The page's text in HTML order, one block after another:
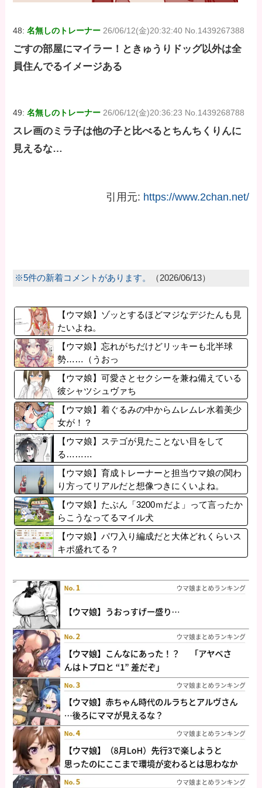
48:名無しのトレーナー 26/06/12(金)20:32:40 No.1439267388
ごすの部屋にマイラー！ときゅうりドッグ以外は全
員住んでるイメージある
49:名無しのトレーナー 26/06/12(金)20:36:23 No.1439268788
スレ画のミラ子は他の子と比べるとちんちくりんに
見えるな…
引用元: https://www.2chan.net/
※5件の新着コメントがあります。 （2026/06/13）
【ウマ娘】ゾッとするほどマジなデジたんも見
たいよね。
【ウマ娘】忘れがちだけどリッキーも北半球
勢……（うおっ
【ウマ娘】可愛さとセクシーを兼ね備えている
彼シャツシュヴァち
【ウマ娘】着ぐるみの中からムレムレ水着美少
女が！？
【ウマ娘】ステゴが見たことない目をして
る………
【ウマ娘】育成トレーナーと担当ウマ娘の関わ
り方ってリアルだと想像つきにくいよね。
【ウマ娘】たぶん「3200ｍだよ」って言ったか
らこうなってるマイル犬
【ウマ娘】パワ入り編成だと大体どれくらいス
キポ盛れてる？